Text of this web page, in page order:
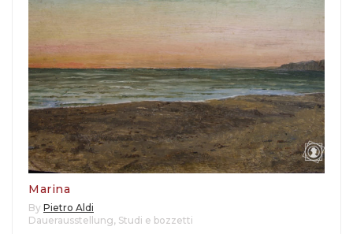
Marina
By Pietro Aldi
Dauerausstellung, Studi e bozzetti